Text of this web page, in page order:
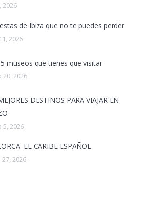
2026
de Ibiza que no te puedes perder
2026
5 museos que tienes que visitar
20, 2026
DESTINOS PARA VIAJAR EN
5, 2026
EL CARIBE ESPAÑOL
2026